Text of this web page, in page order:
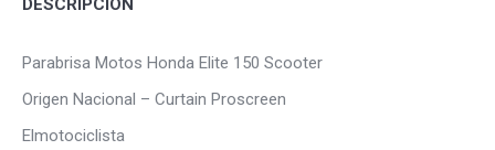
DESCRIPCIÓN
Parabrisa Motos Honda Elite 150 Scooter
Origen Nacional – Curtain Proscreen
Elmotociclista